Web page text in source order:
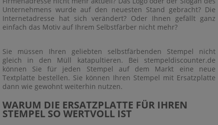
Unternehmens wurde auf den neuesten Stand gebracht? Die
Internetadresse hat sich verändert? Oder Ihnen gefällt ganz
einfach das Motiv auf Ihrem Selbstfärber nicht mehr?
Sie müssen Ihren geliebten selbstfärbenden Stempel nicht
gleich in den Müll katapultieren. Bei stempeldiscounter.de
können Sie für jeden Stempel auf dem Markt eine neue
Textplatte bestellen. Sie können Ihren Stempel mit Ersatzplatte
dann wie gewohnt weiterhin nutzen.
WARUM DIE ERSATZPLATTE FÜR IHREN
STEMPEL SO WERTVOLL IST